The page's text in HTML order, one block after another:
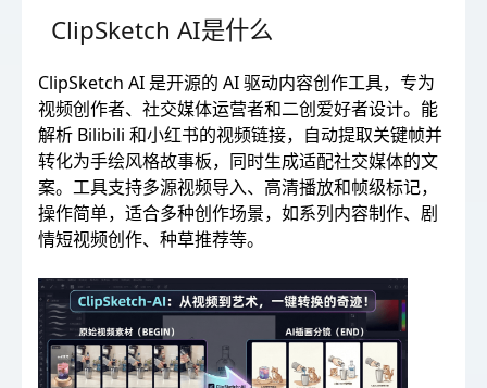
ClipSketch AI是什么
ClipSketch AI 是开源的 AI 驱动内容创作工具，专为
视频创作者、社交媒体运营者和二创爱好者设计。能
解析 Bilibili 和小红书的视频链接，自动提取关键帧并
转化为手绘风格故事板，同时生成适配社交媒体的文
案。工具支持多源视频导入、高清播放和帧级标记，
操作简单，适合多种创作场景，如系列内容制作、剧
情短视频创作、种草推荐等。